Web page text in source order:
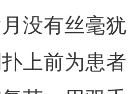
没有丝毫犹
上前为患者